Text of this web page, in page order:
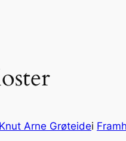
Knut Arne Grøteidei